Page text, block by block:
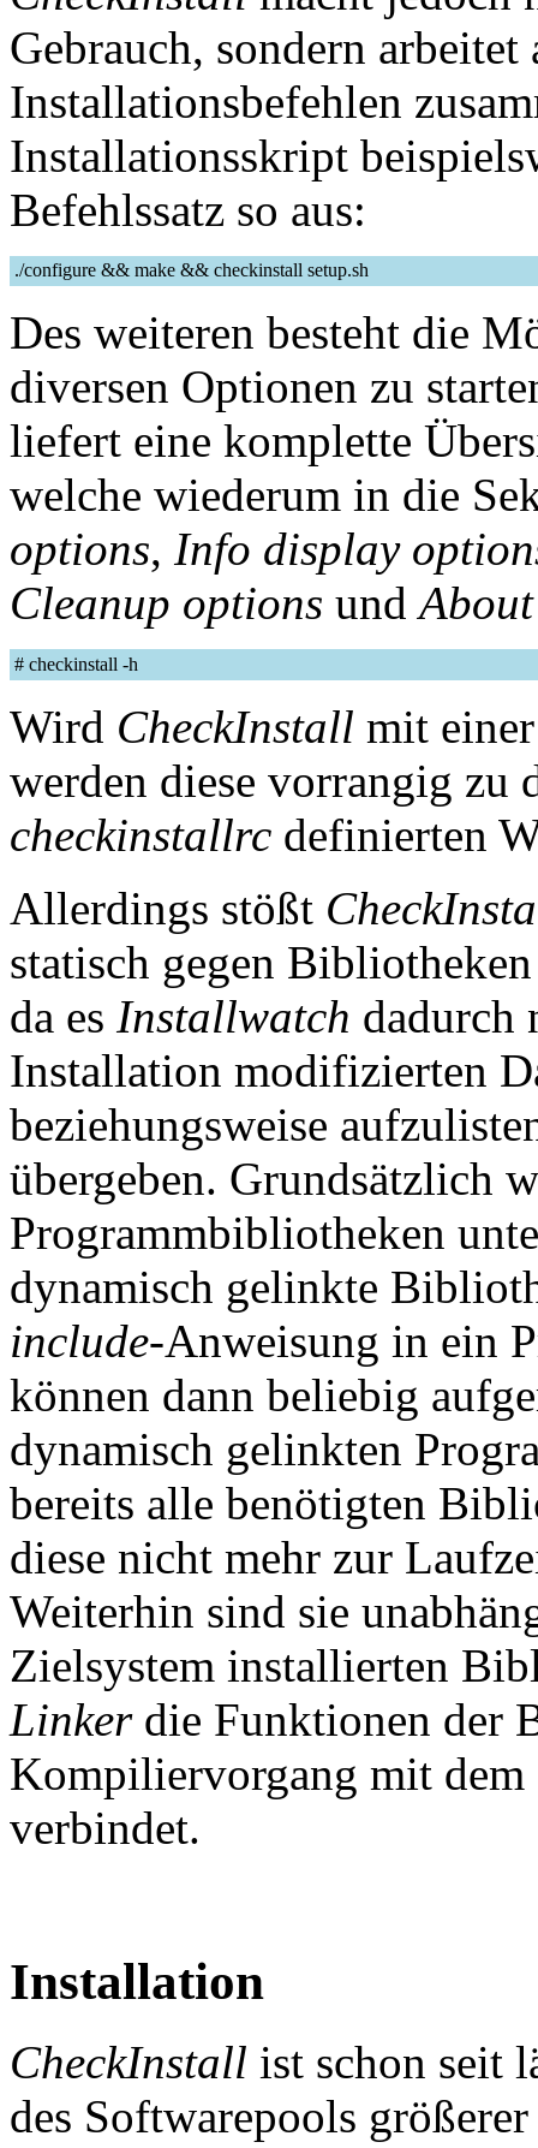
Gebrauch, sondern
Installationsbefehlen
Installationsskript
Befehlssatz so aus:
./configure && make && checkinstall setup.sh
Des weiteren besteht die
diversen Optionen zu
liefert eine komplette
welche wiederum in die
options, Info display
Cleanup options und
# checkinstall -h
Wird CheckInstall mit
werden diese vorrangig zu
checkinstallrc definierten
Allerdings stößt
statisch gegen
da es Installwatch dadurch
Installation modifizierten
beziehungsweise
übergeben. Grundsätzlich
Programmbibliotheken
dynamisch gelinkte
include-Anweisung in ein
können dann beliebig
dynamisch gelinkten
bereits alle benötigten
diese nicht mehr zur
Weiterhin sind sie
Zielsystem installierten
Linkerdie Funktionen der
Kompiliervorgang mit dem
verbindet.
Installation
CheckInstall ist schon seit
des Softwarepools